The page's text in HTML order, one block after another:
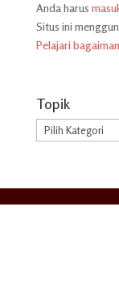
Anda harus
Situs ini
Pelajari
Topik
Topik